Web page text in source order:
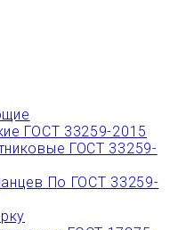
ГОСТ 33259-2015
ГОСТ 33259-
По ГОСТ 33259-